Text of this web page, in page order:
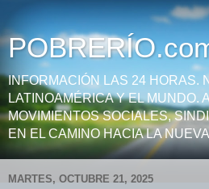
INFORMACIÓN LAS 24 HORAS.
LATINOAMÉRICA Y EL MUNDO.
MOVIMIENTOS SOCIALES,
EN EL CAMINO HACIA LA
MARTES, OCTUBRE 21, 2025